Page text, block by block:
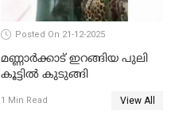
Posted On 21-12-2025
മണ്ണാർക്കാട് ഇറങ്ങിയ പുലി
കൂട്ടിൽ കുടുങ്ങി
1 Min Read View All